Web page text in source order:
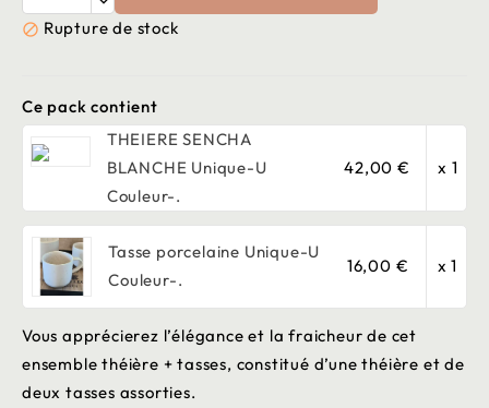
 Rupture de stock
Ce pack contient
THEIERE SENCHA
BLANCHE Unique-U
Couleur-.
42,00 € x 1
Tasse porcelaine Unique-U
Couleur-.
16,00 € x 1
Vous apprécierez l’élégance et la fraicheur de cet
ensemble théière + tasses, constitué d’une théière et de
deux tasses assorties.